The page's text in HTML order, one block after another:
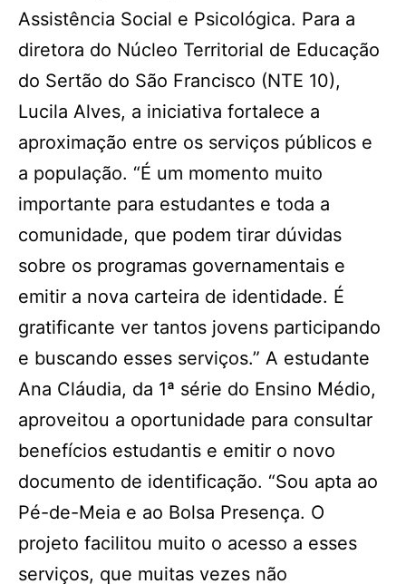
Assistência Social e Psicológica. Para a
diretora do Núcleo Territorial de Educação
do Sertão do São Francisco (NTE 10),
Lucila Alves, a iniciativa fortalece a
aproximação entre os serviços públicos e
a população. “É um momento muito
importante para estudantes e toda a
comunidade, que podem tirar dúvidas
sobre os programas governamentais e
emitir a nova carteira de identidade. É
gratificante ver tantos jovens participando
e buscando esses serviços.” A estudante
Ana Cláudia, da 1ª série do Ensino Médio,
aproveitou a oportunidade para consultar
benefícios estudantis e emitir o novo
documento de identificação. “Sou apta ao
Pé-de-Meia e ao Bolsa Presença. O
projeto facilitou muito o acesso a esses
serviços, que muitas vezes não